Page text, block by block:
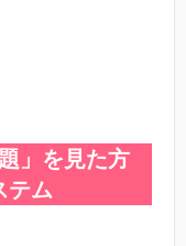
」を見た方
テム